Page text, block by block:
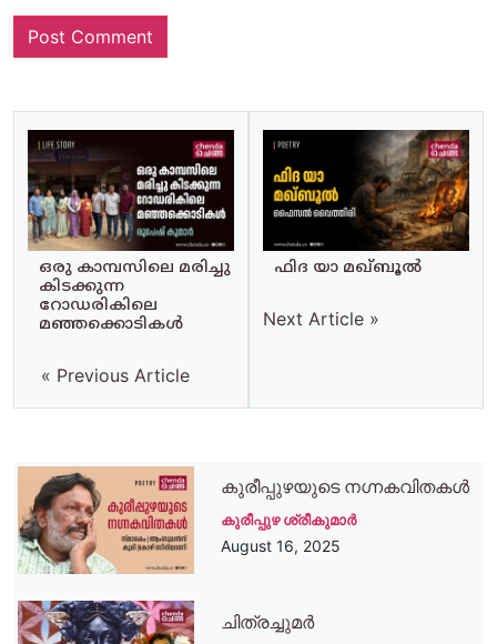
ഒരു കാമ്പസിലെ മരിച്ചു
കിടക്കുന്ന
റോഡരികിലെ
മഞ്ഞക്കൊടികൾ
« Previous Article
ഫിദ യാ മഖ്‌ബൂൽ
Next Article »
കുരീപ്പുഴയുടെ നഗ്നകവിതകള്‍
കുരീപ്പുഴ ശ്രീകുമാര്‍
August 16, 2025
ചിത്രച്ചുമർ